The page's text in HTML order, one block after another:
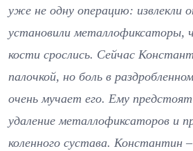
уже не одну операцию: извлекли
установили металлофиксаторы,
кости срослись. Сейчас
палочкой, но боль в
очень мучает его. Ему
удаление металлофиксаторов и
коленного сустава. Константин